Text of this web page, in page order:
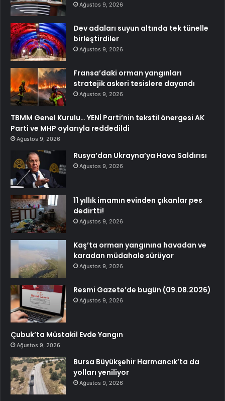
Ağustos 9, 2026
Dev adaları suyun altında tek tünelle
birleştirdiler
Ağustos 9, 2026
Fransa’daki orman yangınları
stratejik askeri tesislere dayandı
Ağustos 9, 2026
TBMM Genel Kurulu… YENİ Parti’nin tekstil önergesi AK
Parti ve MHP oylarıyla reddedildi
Ağustos 9, 2026
Rusya’dan Ukrayna’ya Hava Saldırısı
Ağustos 9, 2026
11 yıllık imamın evinden çıkanlar pes
dedirtti!
Ağustos 9, 2026
Kaş’ta orman yangınına havadan ve
karadan müdahale sürüyor
Ağustos 9, 2026
Resmi Gazete’de bugün (09.08.2026)
Ağustos 9, 2026
Çubuk’ta Müstakil Evde Yangın
Ağustos 9, 2026
Bursa Büyükşehir Harmancık’ta da
yolları yeniliyor
Ağustos 9, 2026